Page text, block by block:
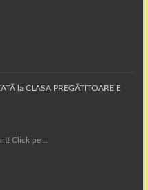
la CLASA PREGĂTITOARE E
Click pe …